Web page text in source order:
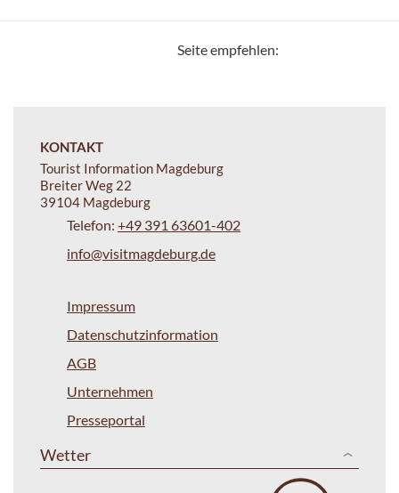
Seite empfehlen:
KONTAKT
Tourist Information Magdeburg
Breiter Weg 22
39104 Magdeburg
Telefon: +49 391 63601-402
info@visitmagdeburg.de
Impressum
Datenschutzinformation
AGB
Unternehmen
Presseportal
Wetter